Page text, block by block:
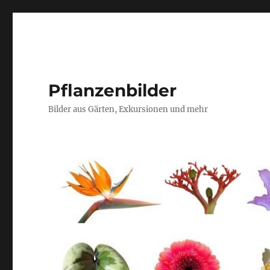
Pflanzenbilder
Bilder aus Gärten, Exkursionen und mehr